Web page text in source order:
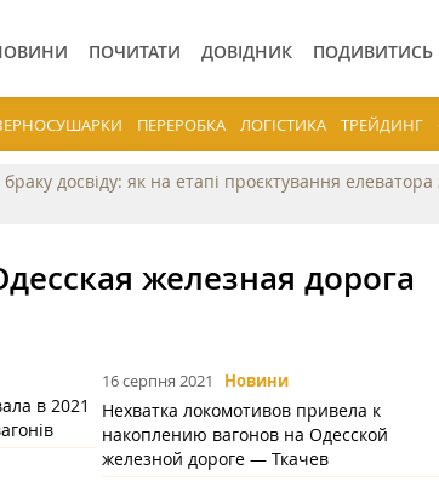
ПОЧИТАТИ ДОВІДНИК ПОДИВИТИСЬ
ПЕРЕРОБКА ЛОГІСТИКА ТРЕЙДИНГ
досвіду: як на етапі проєктування
железная дорога
в 2021
16 серпня 2021 Новини
Нехватка локомотивов привела к
накоплению вагонов на Одесской
железной дороге — Ткачев